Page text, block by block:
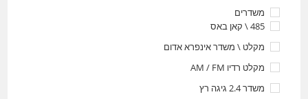
משדרים
485 \ קאן באס
מקלט \ משדר אינפרא אדום
מקלט רדיו AM / FM
משדר 2.4 גיגה רץ